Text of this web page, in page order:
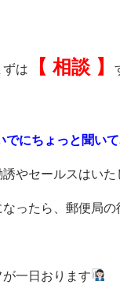
は 【 相談 】
でにちょっと聞いて
やセールスはいた
ったら、郵便局
一日おります